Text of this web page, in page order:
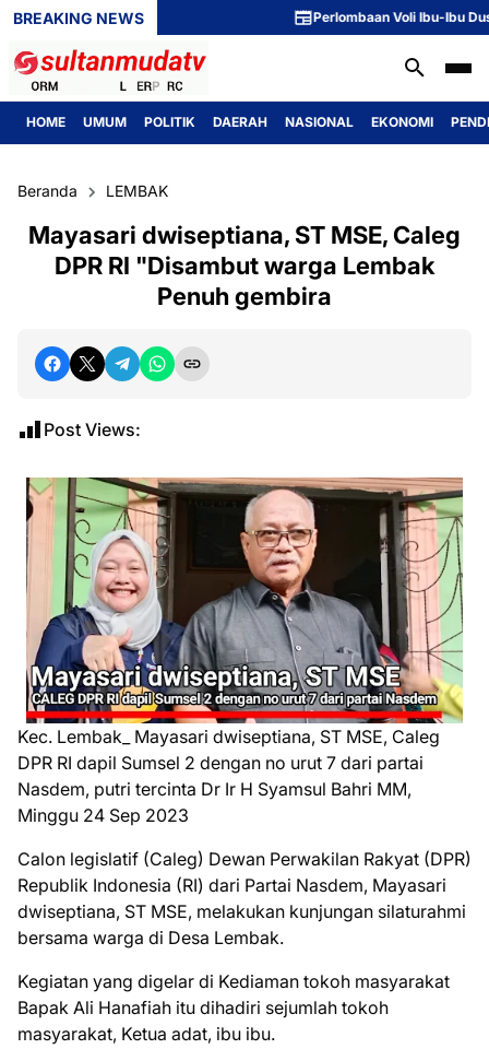
BREAKING NEWS Perlombaan Voli Ibu-Ibu Dusun
HOME UMUM POLITIK DAERAH NASIONAL EKONOMI
Beranda LEMBAK
Mayasari dwiseptiana, ST MSE, Caleg
DPR RI "Disambut warga Lembak
Penuh gembira
Post Views:
Kec. Lembak_ Mayasari dwiseptiana, ST MSE, Caleg
DPR RI dapil Sumsel 2 dengan no urut 7 dari partai
Nasdem, putri tercinta Dr Ir H Syamsul Bahri MM,
Minggu 24 Sep 2023
Calon legislatif (Caleg) Dewan Perwakilan Rakyat (DPR)
Republik Indonesia (RI) dari Partai Nasdem, Mayasari
dwiseptiana, ST MSE, melakukan kunjungan silaturahmi
bersama warga di Desa Lembak.
Kegiatan yang digelar di Kediaman tokoh masyarakat
Bapak Ali Hanafiah itu dihadiri sejumlah tokoh
masyarakat, Ketua adat, ibu ibu.